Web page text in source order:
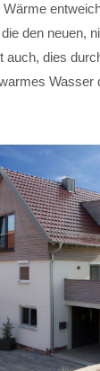
den neuen,
auch, dies
Wasser